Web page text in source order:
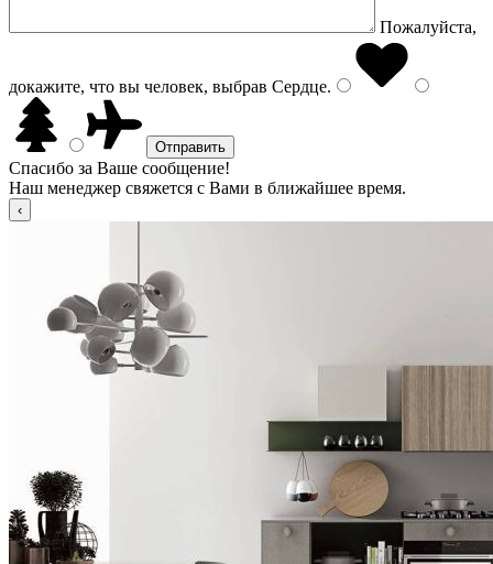
Пожалуйста,
докажите, что вы человек, выбрав Сердце.
Спасибо за Ваше сообщение!
Наш менеджер свяжется с Вами в ближайшее время.